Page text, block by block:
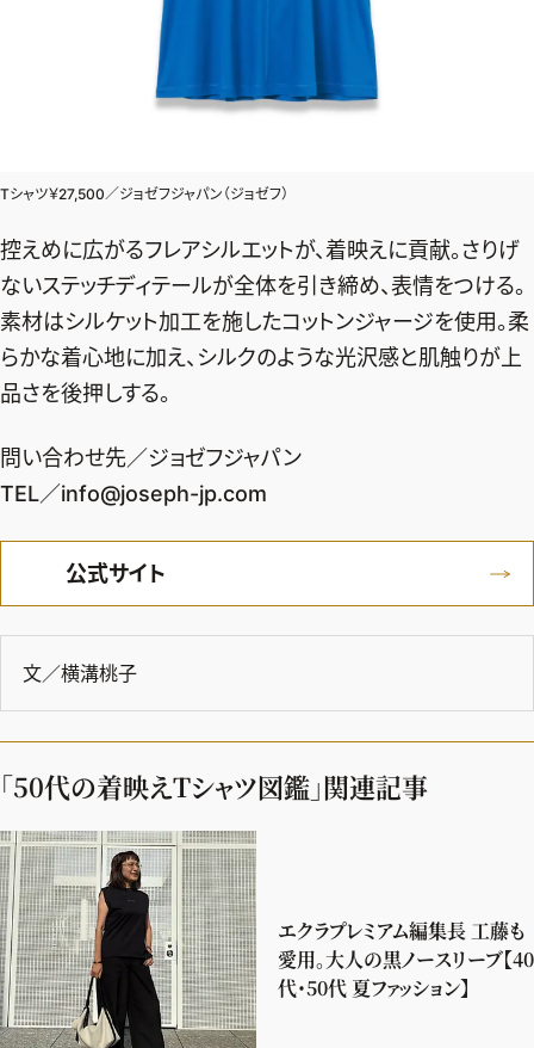
エクラ限定アイテム
FOLLOW US
ファッション、ライフスタイル、
そしてエクラの美意識を、SNSで発信しています。
JOIN US
編集部から届くメールマガジン、
会員限定プレゼントや特別イベントへの応募など
Tシャツ￥27,500／ジョゼフジャパン（ジョゼフ）
控えめに広がるフレアシルエットが、着映えに貢献。さりげ
ないステッチディテールが全体を引き締め、表情をつける。
素材はシルケット加工を施したコットンジャージを使用。柔
らかな着心地に加え、シルクのような光沢感と肌触りが上
品さを後押しする。
問い合わせ先／ジョゼフジャパン
TEL／info@joseph-jp.com
公式サイト
文／横溝桃子
「50代の着映えTシャツ図鑑」関連記事
エクラプレミアム編集長 工藤も
愛用。大人の黒ノースリーブ【40
代・50代 夏ファッション】